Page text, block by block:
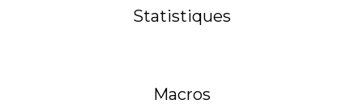
Statistiques
Macros